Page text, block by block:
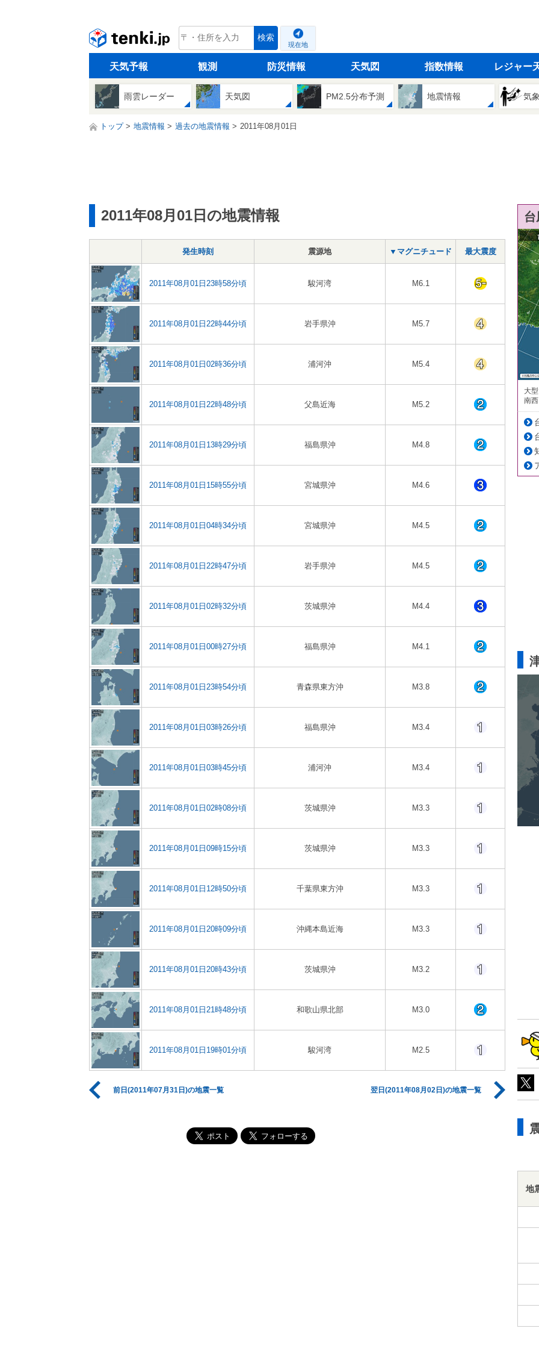
tenki.jp 検索
現在地
天気予報 観測 防災情報 天気図 指数情報 レジャー
雨雲レーダー 天気図 PM2.5分布予測 地震情報 気
トップ 地震情報 過去の地震情報 2011年08月01日
2011年08月01日の地震情報
発生時刻 震源地 ▼マグニチュード 最大震度
2011年08月01日23時58分頃 駿河湾 M6.1
2011年08月01日22時44分頃 岩手県沖 M5.7
2011年08月01日02時36分頃 浦河沖 M5.4
2011年08月01日22時48分頃 父島近海 M5.2
2011年08月01日13時29分頃 福島県沖 M4.8
2011年08月01日15時55分頃 宮城県沖 M4.6
2011年08月01日04時34分頃 宮城県沖 M4.5
2011年08月01日22時47分頃 岩手県沖 M4.5
2011年08月01日02時32分頃 茨城県沖 M4.4
2011年08月01日00時27分頃 福島県沖 M4.1
2011年08月01日23時54分頃 青森県東方沖 M3.8
2011年08月01日03時26分頃 福島県沖 M3.4
2011年08月01日03時45分頃 浦河沖 M3.4
2011年08月01日02時08分頃 茨城県沖 M3.3
2011年08月01日09時15分頃 茨城県沖 M3.3
2011年08月01日12時50分頃 千葉県東方沖 M3.3
2011年08月01日20時09分頃 沖縄本島近海 M3.3
2011年08月01日20時43分頃 茨城県沖 M3.2
2011年08月01日21時48分頃 和歌山県北部 M3.0
2011年08月01日19時01分頃 駿河湾 M2.5
前日(2011年07月31日)の地震一覧 翌日(2011年08月02日)の地震一覧
大
南
地